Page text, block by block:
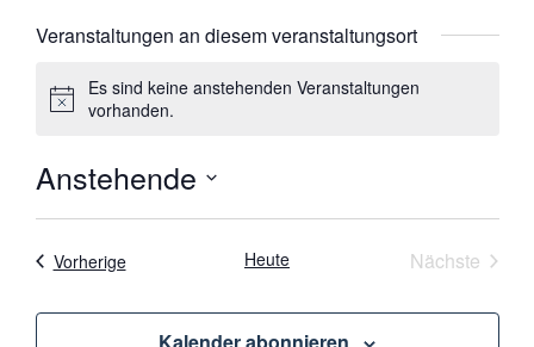
Veranstaltungen an diesem veranstaltungsort
Hinweis
Es sind keine anstehenden Veranstaltungen
vorhanden.
Anstehende
VorherigeVeranstaltungenHeute Nächste